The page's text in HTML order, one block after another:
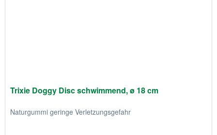
Trixie Doggy Disc schwimmend, ø 18 cm
Naturgummi geringe Verletzungsgefahr